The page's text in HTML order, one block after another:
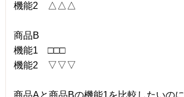
機能2 △△△
商品B
機能1 □□□
機能2 ▽▽▽
商品Aと商品Bの機能1を比較したいのに